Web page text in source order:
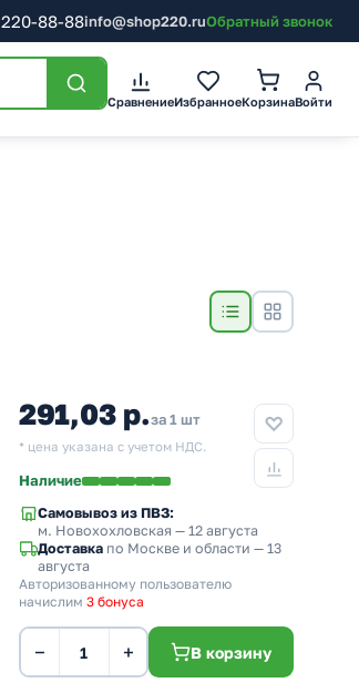
220-88-88info@shop220.ruОбратный звонок
СравнениеИзбранноеКорзинаВойти
291,03 р.за 1 шт
* цена указана с учетом НДС.
Наличие
Самовывоз из ПВЗ:
м. Новохохловская — 12 августа
Доставка по Москве и области — 13
августа
Авторизованному пользователю
начислим 3 бонуса
− + В корзину